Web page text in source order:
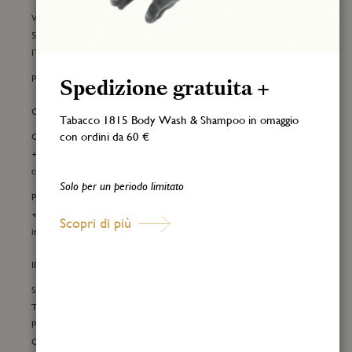
Via Pietro Nenni 26/28
50019 Sesto Fiorentino Fl
ITALY
P.IVA IT06251710486
CONTATTI
Customer care e-commerce:
+39 055 0981501
customercare@teatrofragranzeuniche.it
Per informazioni generali:
+39 055 4212240
info@teatrofragranzeuniche.it
INFORMAZIONI
Spedizione e resi
Termini e condizioni di vendita
Privacy policy
Cookie policy
Spedizione gratuita +
Tabacco 1815 Body Wash & Shampoo in omaggio
con ordini da 60 €
Solo per un periodo limitato
Scopri di più